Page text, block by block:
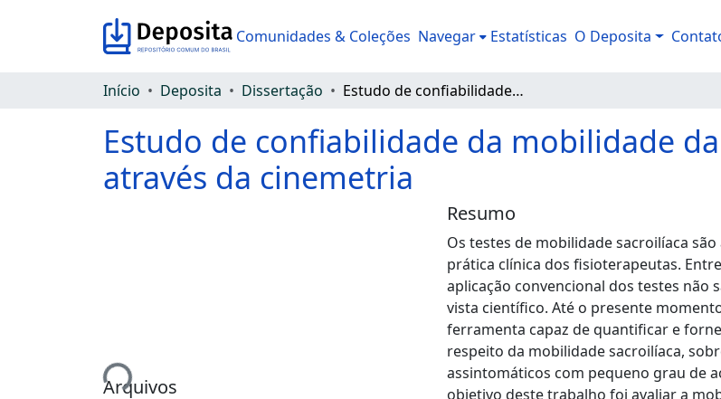
Comunidades & Coleções Navegar Estatísticas O Deposita
Início Deposita Dissertação Estudo de confiabilidade da mobilidade da articulação sacroilíaca através da cinemetria
Estudo de confiabilidade da mobilidade
através da cinemetria
Arquivos
Resumo
Os testes de mobilidade sacroilíaca
prática clínica dos fisioterapeutas.
aplicação convencional dos testes não
vista científico. Até o presente
ferramenta capaz de quantificar e
respeito da mobilidade sacroilíaca,
assintomáticos com pequeno grau de
objetivo deste trabalho foi avaliar a